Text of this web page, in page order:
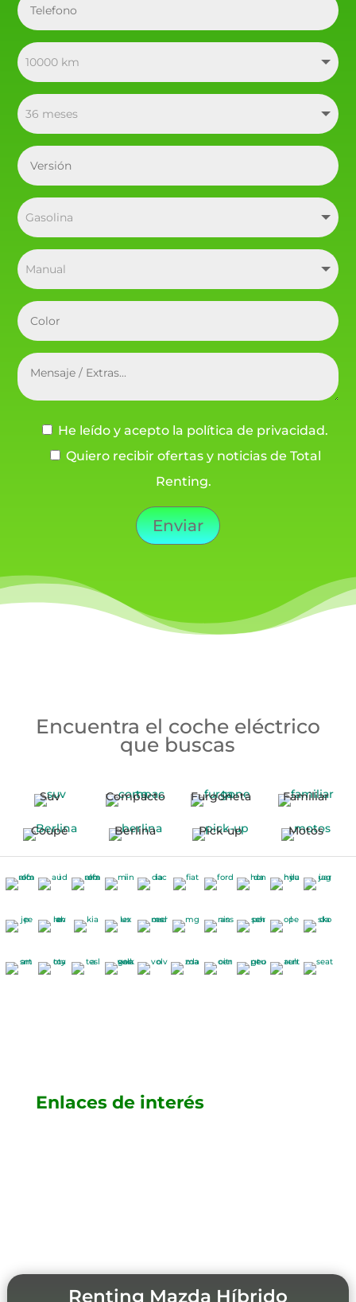
He leído y acepto la política de privacidad.
Quiero recibir ofertas y noticias de Total
Renting.
Enviar
Encuentra el coche eléctrico
que buscas
Suv Compacto Furgoneta Familiar
Coupé Berlina Pick-up Motos
Enlaces de interés
Renting Mazda Híbrido